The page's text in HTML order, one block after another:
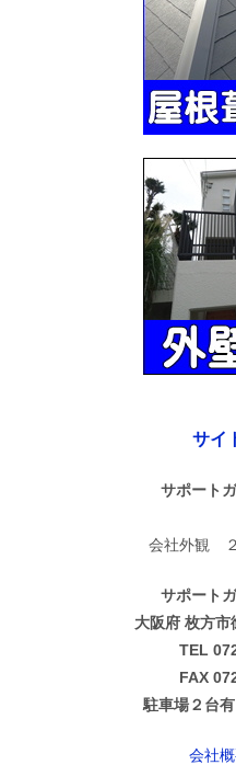
サイ
サポート
会社外観
サポート
大阪府 枚方
TEL
FAX
駐車場２台
会社